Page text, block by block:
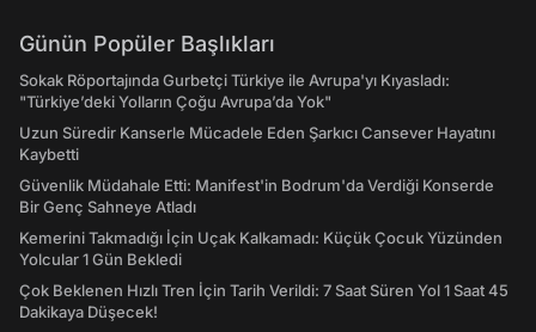
Günün Popüler Başlıkları
Sokak Röportajında Gurbetçi Türkiye ile Avrupa'yı Kıyasladı:
"Türkiye’deki Yolların Çoğu Avrupa’da Yok"
Uzun Süredir Kanserle Mücadele Eden Şarkıcı Cansever Hayatını
Kaybetti
Güvenlik Müdahale Etti: Manifest'in Bodrum'da Verdiği Konserde
Bir Genç Sahneye Atladı
Kemerini Takmadığı İçin Uçak Kalkamadı: Küçük Çocuk Yüzünden
Yolcular 1 Gün Bekledi
Çok Beklenen Hızlı Tren İçin Tarih Verildi: 7 Saat Süren Yol 1 Saat 45
Dakikaya Düşecek!